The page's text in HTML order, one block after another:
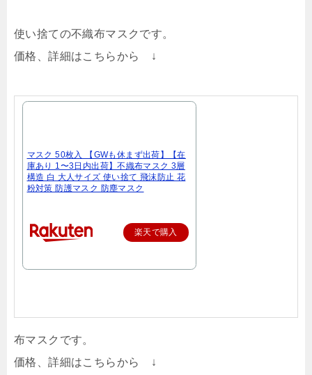
使い捨ての不織布マスクです。
価格、詳細はこちらから ↓
マスク 50枚入 【GWも休まず出荷】【在
庫あり 1〜3日内出荷】不織布マスク 3層
構造 白 大人サイズ 使い捨て 飛沫防止 花
粉対策 防護マスク 防塵マスク
楽天で購入
布マスクです。
価格、詳細はこちらから ↓